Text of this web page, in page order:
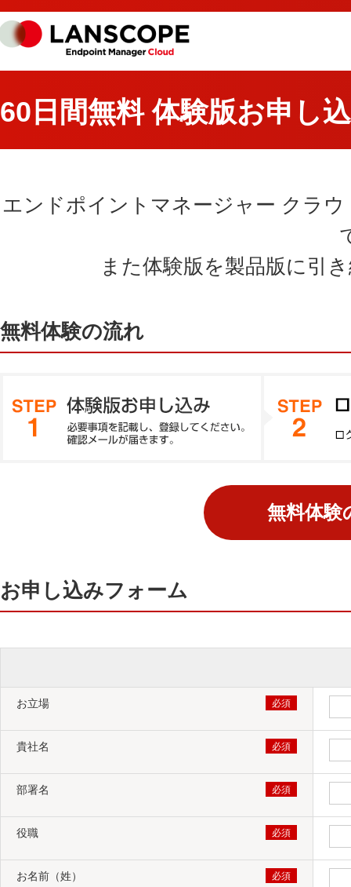
60日間無料 体験版お申し
エンドポイントマネージャー クラ
また体験版を製品版に引
無料体験の流れ
STEP 1 体験版お申し込み
お申し込みフォームに必要事項を記載し、送信してくだ
【管理対象デバイス】Windows、macOS、
何台まで無料体験できますか？
体験版では最大10台まで管理可能です。
お申し込みフォーム
お立場
貴社名
部署名
役職
お名前（姓）